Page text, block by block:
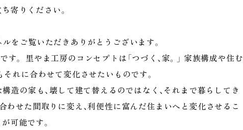
寄りください。
をご覧いただきありがとうございます。
。 里やま工房のコンセプトは「つづく、家。」 家族構成や住む
れに合わせて変化させたいものです。
の家も、壊して建て替えるのではなく、それまで暮らしてき
せた間取りに変え、利便性に富んだ住まいへと変化させるこ
が可能です。